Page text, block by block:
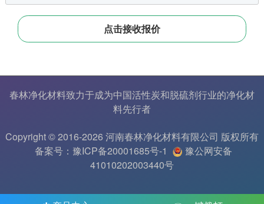
春林净化材料致力于成为中国活性炭和脱硫剂行业的净化材
料先行者
Copyright © 2016-2026 河南春林净化材料有限公司 版权所有
备案号：豫ICP备20001685号-1
豫公网安备
41010202003440号